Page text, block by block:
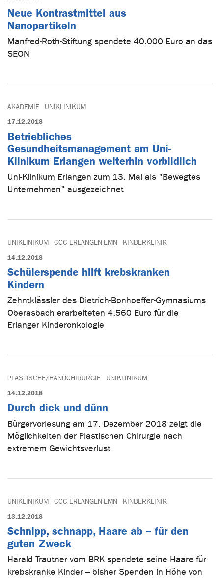
Neue Kontrastmittel aus
Nanopartikeln
Manfred-Roth-Stiftung spendete 40.000 Euro an das
SEON
AKADEMIE UNIKLINIKUM
17.12.2018
Betriebliches
Gesundheitsmanagement am Uni-
Klinikum Erlangen weiterhin vorbildlich
Uni-Klinikum Erlangen zum 13. Mal als "Bewegtes
Unternehmen" ausgezeichnet
UNIKLINIKUM CCC ERLANGEN-EMN KINDERKLINIK
14.12.2018
Schülerspende hilft krebskranken
Kindern
Zehntklässler des Dietrich-Bonhoeffer-Gymnasiums
Oberasbach erarbeiteten 4.560 Euro für die
Erlanger Kinderonkologie
PLASTISCHE/HANDCHIRURGIE UNIKLINIKUM
14.12.2018
Durch dick und dünn
Bürgervorlesung am 17. Dezember 2018 zeigt die
Möglichkeiten der Plastischen Chirurgie nach
extremem Gewichtsverlust
UNIKLINIKUM CCC ERLANGEN-EMN KINDERKLINIK
13.12.2018
Schnipp, schnapp, Haare ab – für den
guten Zweck
Harald Trautner vom BRK spendete seine Haare für
krebskranke Kinder – bisher Spenden in Höhe von